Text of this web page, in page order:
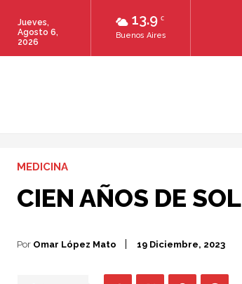
13.9 C
Buenos Aires
Jueves,
Agosto 6,
2026
MEDICINA
CIEN AÑOS DE
Por Omar López Mato 19 Diciembre, 2023